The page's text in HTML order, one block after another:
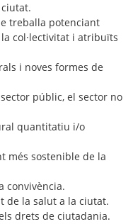
treballa potenciant
col·lectivitat i atribuïts
i noves formes de
públic, el sector no
quantitatiu i/o
més sostenible de la
convivència.
de la salut a la ciutat.
drets de ciutadania.